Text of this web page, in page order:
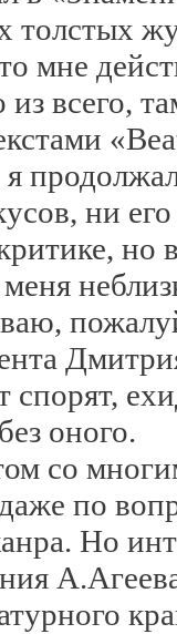
толстых
мне
из всего,
ни
но
спорят,
оного.
со
по
Но